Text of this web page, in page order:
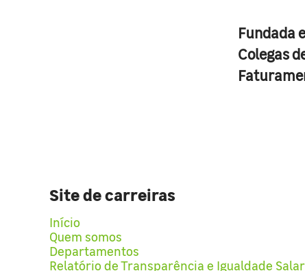
Fundada
Colegas
Site de carreiras
Início
Quem somos
Departamentos
Relatório de Transparência e Igualdade